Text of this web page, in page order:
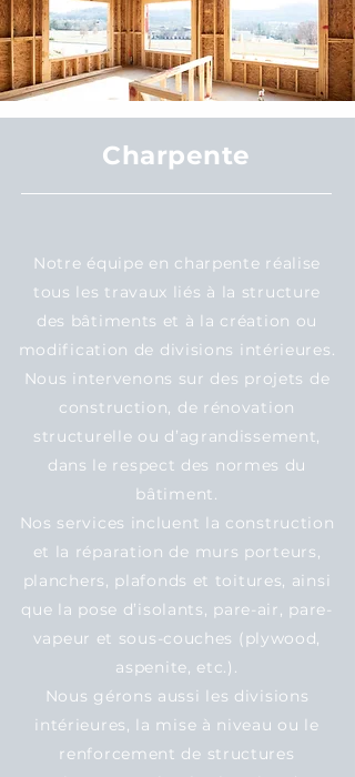
Charpente
Notre équipe en charpente réalise
tous les travaux liés à la structure
des bâtiments et à la création ou
modification de divisions intérieures.
Nous intervenons sur des projets de
construction, de rénovation
structurelle ou d’agrandissement,
dans le respect des normes du
bâtiment.
Nos services incluent la construction
et la réparation de murs porteurs,
planchers, plafonds et toitures, ainsi
que la pose d’isolants, pare-air, pare-
vapeur et sous-couches (plywood,
aspenite, etc.).
Nous gérons aussi les divisions
intérieures, la mise à niveau ou le
renforcement de structures